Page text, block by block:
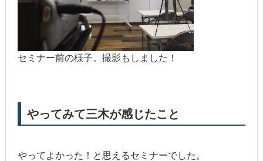
セミナー前の様子。撮影もしました！
やってみて三木が感じたこと
やってよかった！と思えるセミナーでした。